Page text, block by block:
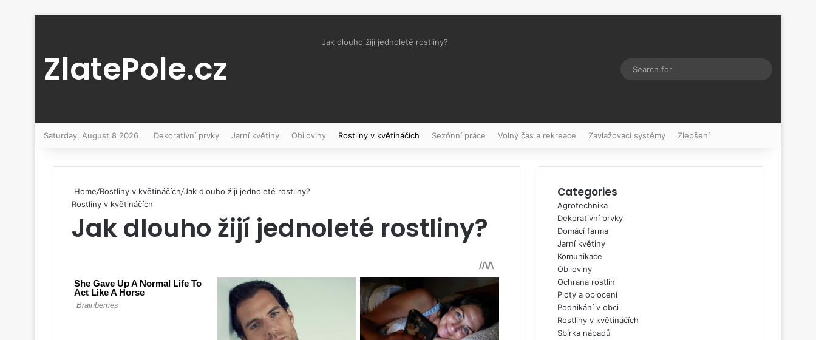
ZlatePole.cz
Jak dlouho žijí jednoleté rostliny?
Switch skin
Saturday, August 8 2026 Dekorativní prvky Jarní květiny Obiloviny Rostliny v květináčích Sezónní práce Volný čas a rekreace Zavlažovací systémy Zlepšení
Home/Rostliny v květináčích/Jak dlouho žijí jednoleté rostliny?
Rostliny v květináčích
Jak dlouho žijí jednoleté rostliny?
Categories
Agrotechnika
Dekorativní prvky
Domácí farma
Jarní květiny
Komunikace
Obiloviny
Ochrana rostlin
Ploty a oplocení
Podnikání v obci
Rostliny v květináčích
Sbírka nápadů